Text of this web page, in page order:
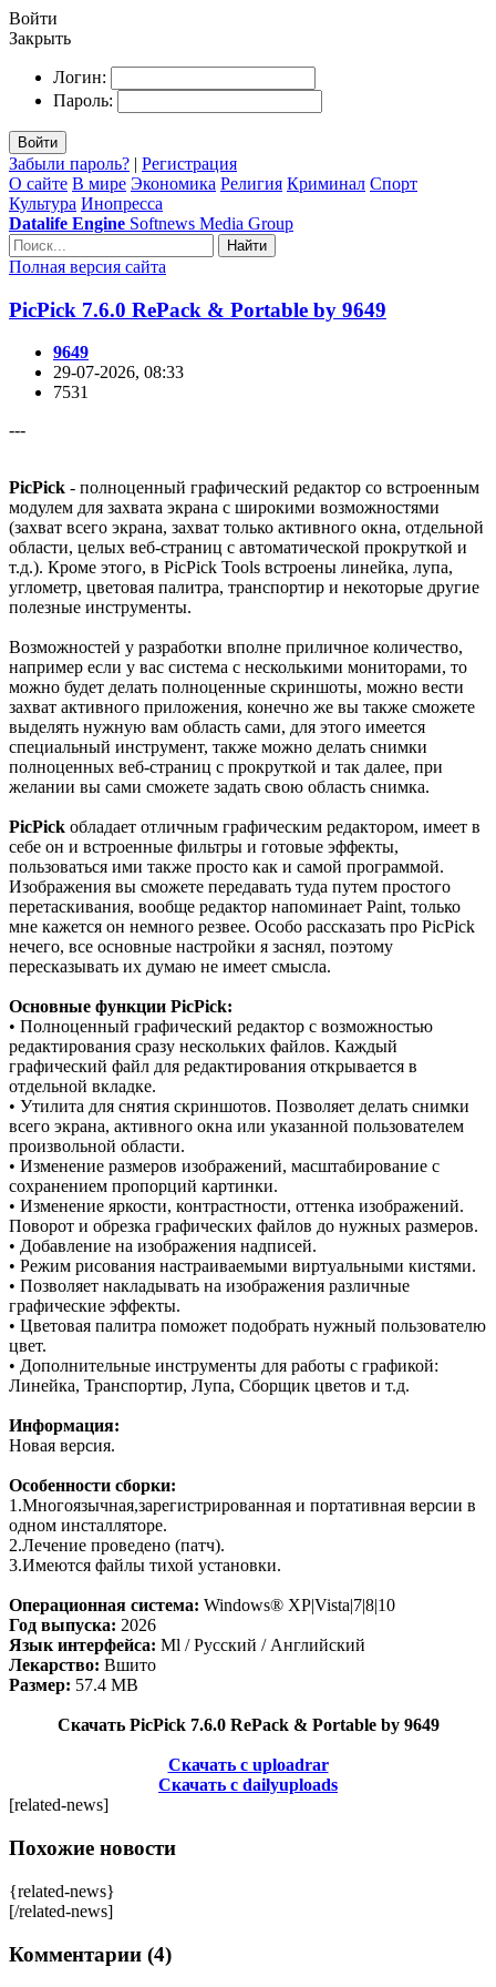
Войти
Закрыть
Логин:
Пароль:
Войти
Забыли пароль? | Регистрация
О сайте В мире Экономика Религия Криминал Спорт
Культура Инопресса
Datalife Engine Softnews Media Group
Найти
Полная версия сайта
PicPick 7.6.0 RePack & Portable by 9649
9649
29-07-2026, 08:33
7531
---
PicPick - полноценный графический редактор со встроенным
модулем для захвата экрана с широкими возможностями
(захват всего экрана, захват только активного окна, отдельной
области, целых веб-страниц с автоматической прокруткой и
т.д.). Кроме этого, в PicPick Tools встроены линейка, лупа,
углометр, цветовая палитра, транспортир и некоторые другие
полезные инструменты.
Возможностей у разработки вполне приличное количество,
например если у вас система с несколькими мониторами, то
можно будет делать полноценные скриншоты, можно вести
захват активного приложения, конечно же вы также сможете
выделять нужную вам область сами, для этого имеется
специальный инструмент, также можно делать снимки
полноценных веб-страниц с прокруткой и так далее, при
желании вы сами сможете задать свою область снимка.
PicPick обладает отличным графическим редактором, имеет в
себе он и встроенные фильтры и готовые эффекты,
пользоваться ими также просто как и самой программой.
Изображения вы сможете передавать туда путем простого
перетаскивания, вообще редактор напоминает Paint, только
мне кажется он немного резвее. Особо рассказать про PicPick
нечего, все основные настройки я заснял, поэтому
пересказывать их думаю не имеет смысла.
Основные функции PicPick:
• Полноценный графический редактор с возможностью
редактирования сразу нескольких файлов. Каждый
графический файл для редактирования открывается в
отдельной вкладке.
• Утилита для снятия скриншотов. Позволяет делать снимки
всего экрана, активного окна или указанной пользователем
произвольной области.
• Изменение размеров изображений, масштабирование с
сохранением пропорций картинки.
• Изменение яркости, контрастности, оттенка изображений.
Поворот и обрезка графических файлов до нужных размеров.
• Добавление на изображения надписей.
• Режим рисования настраиваемыми виртуальными кистями.
• Позволяет накладывать на изображения различные
графические эффекты.
• Цветовая палитра поможет подобрать нужный пользователю
цвет.
• Дополнительные инструменты для работы с графикой:
Линейка, Транспортир, Лупа, Сборщик цветов и т.д.
Информация:
Новая версия.
Особенности сборки:
1.Многоязычная,зарегистрированная и портативная версии в
одном инсталляторе.
2.Лечение проведено (патч).
3.Имеются файлы тихой установки.
Операционная система: Windows® XP|Vista|7|8|10
Год выпуска: 2026
Язык интерфейса: Ml / Русский / Английский
Лекарство: Вшито
Размер: 57.4 MB
Скачать PicPick 7.6.0 RePack & Portable by 9649
Скачать с uploadrar
Скачать с dailyuploads
[related-news]
Похожие новости
{related-news}
[/related-news]
Комментарии (4)